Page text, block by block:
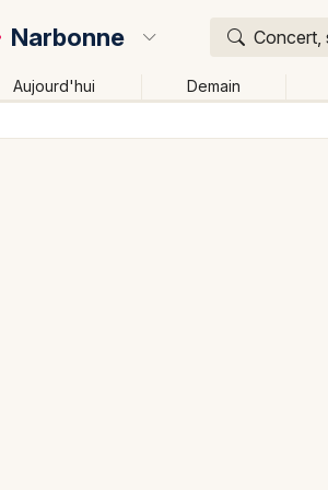
Narbonne Concert,
Aujourd'hui Demain